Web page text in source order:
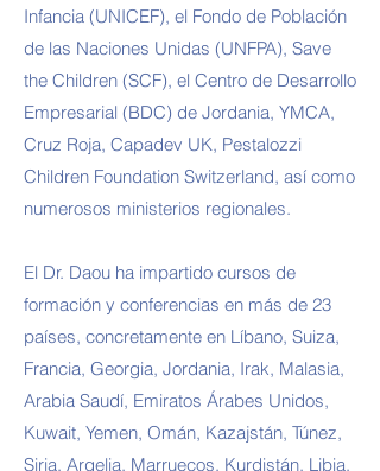
Infancia (UNICEF), el Fondo de Población
de las Naciones Unidas (UNFPA), Save
the Children (SCF), el Centro de Desarrollo
Empresarial (BDC) de Jordania, YMCA,
Cruz Roja, Capadev UK, Pestalozzi
Children Foundation Switzerland, así como
numerosos ministerios regionales.
El Dr. Daou ha impartido cursos de
formación y conferencias en más de 23
países, concretamente en Líbano, Suiza,
Francia, Georgia, Jordania, Irak, Malasia,
Arabia Saudí, Emiratos Árabes Unidos,
Kuwait, Yemen, Omán, Kazajstán, Túnez,
Siria, Argelia, Marruecos, Kurdistán, Libia,